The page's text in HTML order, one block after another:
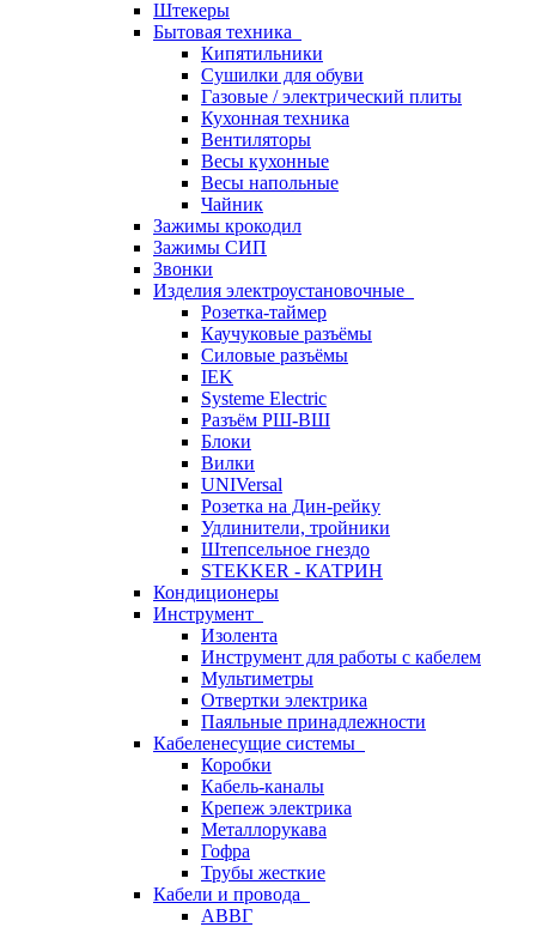
Штекеры
Бытовая техника
Кипятильники
Сушилки для обуви
Газовые / электрический плиты
Кухонная техника
Вентиляторы
Весы кухонные
Весы напольные
Чайник
Зажимы крокодил
Зажимы СИП
Звонки
Изделия электроустановочные
Розетка-таймер
Каучуковые разъёмы
Силовые разъёмы
IEK
Systeme Electric
Разъём РШ-ВШ
Блоки
Вилки
UNIVersal
Розетка на Дин-рейку
Удлинители, тройники
Штепсельное гнездо
STEKKER - КАТРИН
Кондиционеры
Инструмент
Изолента
Инструмент для работы с кабелем
Мультиметры
Отвертки электрика
Паяльные принадлежности
Кабеленесущие системы
Коробки
Кабель-каналы
Крепеж электрика
Металлорукава
Гофра
Трубы жесткие
Кабели и провода
АВВГ